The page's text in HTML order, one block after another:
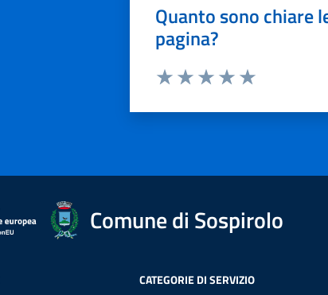
Quanto sono chiare
pagina?
Comune di Sospirolo
CATEGORIE DI SERVIZIO